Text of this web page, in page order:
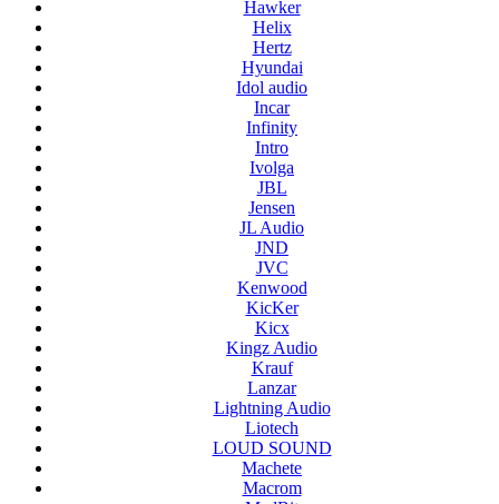
Hawker
Helix
Hertz
Hyundai
Idol audio
Incar
Infinity
Intro
Ivolga
JBL
Jensen
JL Audio
JND
JVC
Kenwood
KicKer
Kicx
Kingz Audio
Krauf
Lanzar
Lightning Audio
Liotech
LOUD SOUND
Machete
Macrom